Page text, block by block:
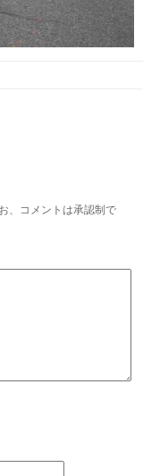
、コメントは承認制で